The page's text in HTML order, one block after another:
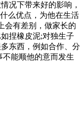
况下带来好的影响，
么优点，为他在生活
会有差别，做家长的
捏橡皮泥;对独生子
东西，例如合作、分
能顺他的意而发生